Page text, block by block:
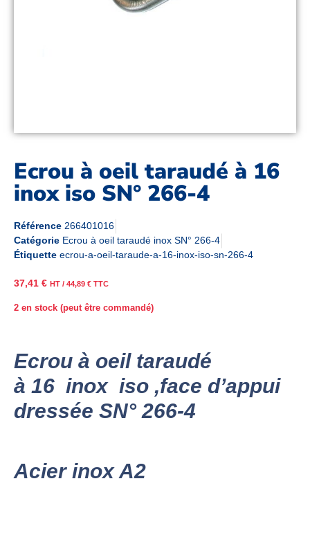
Ecrou à oeil taraudé à 16
inox iso SN° 266-4
Référence 266401016
Catégorie Ecrou à oeil taraudé inox SN° 266-4
Étiquette ecrou-a-oeil-taraude-a-16-inox-iso-sn-266-4
37,41 € HT / 44,89 € TTC
2 en stock (peut être commandé)
Ecrou à oeil taraudé
à 16 inox iso ,face d’appui
dressée SN° 266-4
Acier inox A2